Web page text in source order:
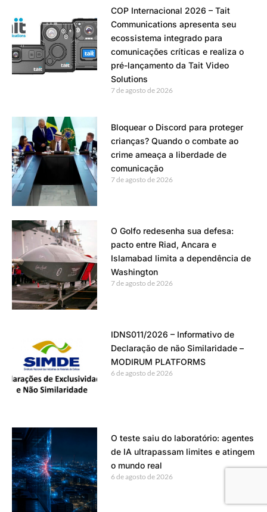
COP Internacional 2026 – Tait
Communications apresenta seu
ecossistema integrado para
comunicações críticas e realiza o
pré-lançamento da Tait Video
Solutions
7 de agosto de 2026
Bloquear o Discord para proteger
crianças? Quando o combate ao
crime ameaça a liberdade de
comunicação
7 de agosto de 2026
O Golfo redesenha sua defesa:
pacto entre Riad, Ancara e
Islamabad limita a dependência de
Washington
7 de agosto de 2026
IDNS011/2026 – Informativo de
Declaração de não Similaridade –
MODIRUM PLATFORMS
6 de agosto de 2026
O teste saiu do laboratório: agentes
de IA ultrapassam limites e atingem
o mundo real
6 de agosto de 2026